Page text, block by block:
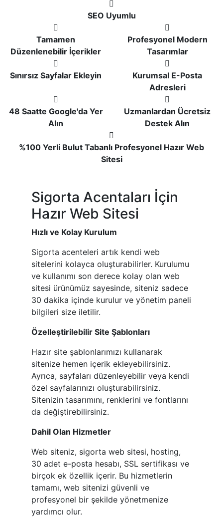
SEO Uyumlu
Tamamen
Düzenlenebilir İçerikler
Profesyonel Modern
Tasarımlar
Sınırsız Sayfalar Ekleyin
Kurumsal E-Posta
Adresleri
48 Saatte Google'da Yer
Alın
Uzmanlardan Ücretsiz
Destek Alın
%100 Yerli Bulut Tabanlı Profesyonel Hazır Web
Sitesi
Sigorta Acentaları İçin
Hazır Web Sitesi
Hızlı ve Kolay Kurulum
Sigorta acenteleri artık kendi web
sitelerini kolayca oluşturabilirler. Kurulumu
ve kullanımı son derece kolay olan web
sitesi ürünümüz sayesinde, siteniz sadece
30 dakika içinde kurulur ve yönetim paneli
bilgileri size iletilir.
Özelleştirilebilir Site Şablonları
Hazır site şablonlarımızı kullanarak
sitenize hemen içerik ekleyebilirsiniz.
Ayrıca, sayfaları düzenleyebilir veya kendi
özel sayfalarınızı oluşturabilirsiniz.
Sitenizin tasarımını, renklerini ve fontlarını
da değiştirebilirsiniz.
Dahil Olan Hizmetler
Web siteniz, sigorta web sitesi, hosting,
30 adet e-posta hesabı, SSL sertifikası ve
birçok ek özellik içerir. Bu hizmetlerin
tamamı, web sitenizi güvenli ve
profesyonel bir şekilde yönetmenize
yardımcı olur.